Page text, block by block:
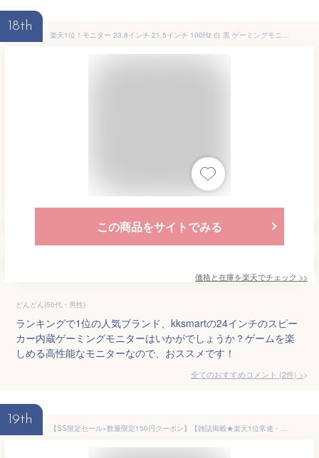
18th
楽天1位！モニター 23.8インチ 21.5インチ 100Hz 白 黒 ゲーミングモニター HDMI pcモニター 24インチ 1920*1080 FHD パソコン モニター ディスプレイ 非光沢 VA 角度調整 VESA Freesync ps4/ps5/xbox スピーカー内蔵 kksmart
この商品をサイトでみる
価格と在庫を楽天でチェック >>
どんどん(50代・男性)
ランキングで1位の人気ブランド、kksmartの24インチのスピー
カー内蔵ゲーミングモニターはいかがでしょうか？ゲームを楽
しめる高性能なモニターなので、おススメです！
全てのおすすめコメント (2件) >
19th
【SS限定セール×数量限定150円クーポン】【雑誌掲載★楽天1位常連・超700冠獲得】黒/白2色 モニター 23.8インチ 27インチ 200Hz/180Hz/165Hz/100Hz ゲーミングモニター 1ms応答 pcモニター パソコン モニター 非光沢 VA チルト VESA Freesync スピーカー内蔵 cocoparHG-238